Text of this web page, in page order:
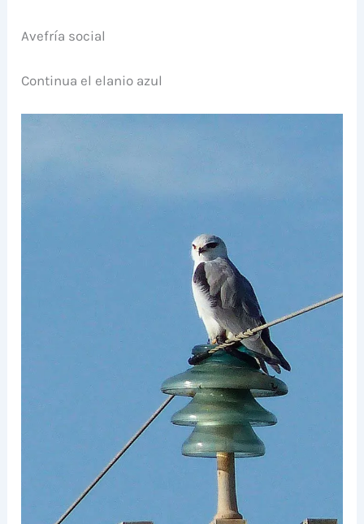
Avefría social
Continua el elanio azul